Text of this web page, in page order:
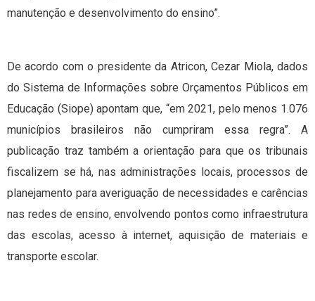
manutenção e desenvolvimento do ensino”.
De acordo com o presidente da Atricon, Cezar Miola, dados
do Sistema de Informações sobre Orçamentos Públicos em
Educação (Siope) apontam que, “em 2021, pelo menos 1.076
municípios brasileiros não cumpriram essa regra”. A
publicação traz também a orientação para que os tribunais
fiscalizem se há, nas administrações locais, processos de
planejamento para averiguação de necessidades e carências
nas redes de ensino, envolvendo pontos como infraestrutura
das escolas, acesso à internet, aquisição de materiais e
transporte escolar.